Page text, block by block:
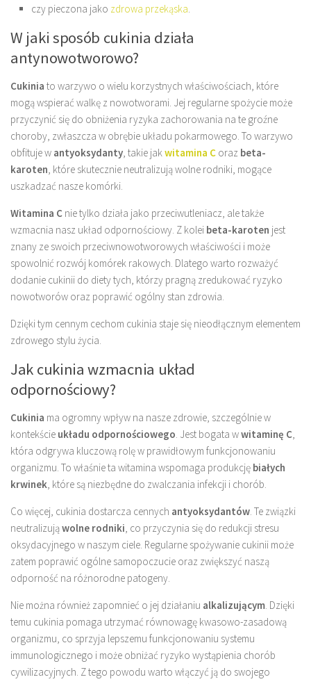
czy pieczona jako zdrowa przekąska.
W jaki sposób cukinia działa
antynowotworowo?
Cukinia to warzywo o wielu korzystnych właściwościach, które
mogą wspierać walkę z nowotworami. Jej regularne spożycie może
przyczynić się do obniżenia ryzyka zachorowania na te groźne
choroby, zwłaszcza w obrębie układu pokarmowego. To warzywo
obfituje w antyoksydanty, takie jakwitamina C oraz beta-
karoten, które skutecznie neutralizują wolne rodniki, mogące
uszkadzać nasze komórki.
Witamina C nie tylko działa jako przeciwutleniacz, ale także
wzmacnia nasz układ odpornościowy. Z kolei beta-karoten jest
znany ze swoich przeciwnowotworowych właściwości i może
spowolnić rozwój komórek rakowych. Dlatego warto rozważyć
dodanie cukinii do diety tych, którzy pragną zredukować ryzyko
nowotworów oraz poprawić ogólny stan zdrowia.
Dzięki tym cennym cechom cukinia staje się nieodłącznym elementem
zdrowego stylu życia.
Jak cukinia wzmacnia układ
odpornościowy?
Cukinia ma ogromny wpływ na nasze zdrowie, szczególnie w
kontekście układu odpornościowego. Jest bogata wwitaminę C,
która odgrywa kluczową rolę w prawidłowym funkcjonowaniu
organizmu. To właśnie ta witamina wspomaga produkcję białych
krwinek, które są niezbędne do zwalczania infekcji i chorób.
Co więcej, cukinia dostarcza cennych antyoksydantów. Te związki
neutralizująwolne rodniki, co przyczynia się do redukcji stresu
oksydacyjnego w naszym ciele. Regularne spożywanie cukinii może
zatem poprawić ogólne samopoczucie oraz zwiększyć naszą
odporność na różnorodne patogeny.
Nie można również zapomnieć o jej działaniu alkalizującym. Dzięki
temu cukinia pomaga utrzymać równowagę kwasowo-zasadową
organizmu, co sprzyja lepszemu funkcjonowaniu systemu
immunologicznego i może obniżać ryzyko wystąpienia chorób
cywilizacyjnych. Z tego powodu warto włączyć ją do swojego